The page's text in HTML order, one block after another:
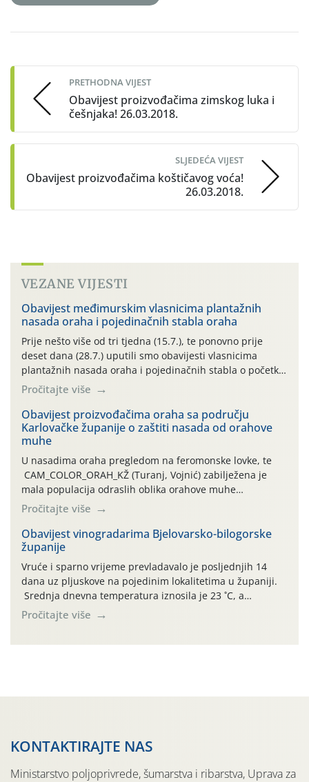
navigation
PRETHODNA VIJEST
Obavijest proizvođačima zimskog luka i
češnjaka! 26.03.2018.
SLJEDEĆA VIJEST
Obavijest proizvođačima koštičavog voća!
26.03.2018.
VEZANE VIJESTI
Obavijest međimurskim vlasnicima plantažnih
nasada oraha i pojedinačnih stabla oraha
Prije nešto više od tri tjedna (15.7.), te ponovno prije
deset dana (28.7.) uputili smo obavijesti vlasnicima
plantažnih nasada oraha i pojedinačnih stabla o početku
leta i ovogodišnjoj potrebi usmjerenog suzbijanja
orahove muhe (Rhagoletis completa)! Već dvanaest dana
traje drugi ovogodišnji “toplinski udar”, koji naročito
izražen zadnja šest dana (31.7.-05.8.), jer najviše
temperature zraka svakodnevno […]
Pročitajte više
Obavijest proizvođačima oraha sa području
Karlovačke županije o zaštiti nasada od orahove
muhe
U nasadima oraha pregledom na feromonske lovke, te
CAM_COLOR_ORAH_KŽ (Turanj, Vojnić) zabilježena je
mala populacija odraslih oblika orahove muhe
(Rhagoletis completa). Niska brojnost može se objasniti
činjenicom da je riječ o mladim nasadima s vrlo malim
urodom, što je povezano i s manjim brojem prezimjelih
jedinki. U starijim nasadima, na žutim ljepljivim Rebell
pločama s […]
Pročitajte više
Obavijest vinogradarima Bjelovarsko-bilogorske
županije
Vruće i sparno vrijeme prevladavalo je posljednjih 14
dana uz pljuskove na pojedinim lokalitetima u županiji.
Srednja dnevna temperatura iznosila je 23 ˚C, a
maksimalne su posljednjih dana dosezale do 35 ˚C.
Simptome plamenjače vinove loze (Plasmoparas
Pročitajte više
KONTAKTIRAJTE NAS
Ministarstvo poljoprivrede, šumarstva i ribarstva, Uprava za